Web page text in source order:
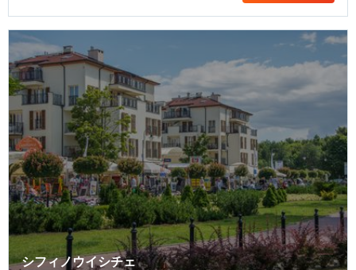
シフィノウイシチェ